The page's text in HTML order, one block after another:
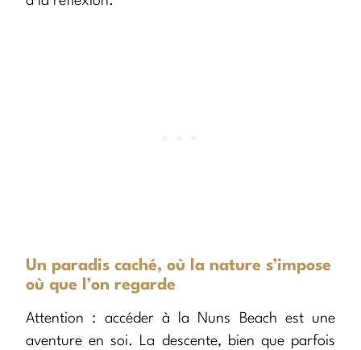
Un paradis caché, où la nature s’impose
où que l’on regarde
Attention : accéder à la Nuns Beach est une
aventure en soi. La descente, bien que parfois